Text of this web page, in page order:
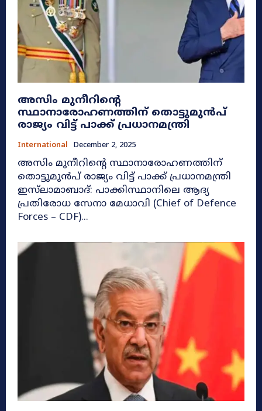
അസിം മുനീറിന്റെ
സ്ഥാനാരോഹണത്തിന് തൊട്ടുമുൻ‌പ്
രാജ്യം വിട്ട് പാക്ക് പ്രധാനമന്ത്രി
International December 2, 2025
അസിം മുനീറിന്റെ സ്ഥാനാരോഹണത്തിന്
തൊട്ടുമുൻ‌പ് രാജ്യം വിട്ട് പാക്ക് പ്രധാനമന്ത്രി
ഇസ്‌ലാമാബാദ്: പാക്കിസ്ഥാനിലെ ആദ്യ
പ്രതിരോധ സേനാ മേധാവി (Chief of Defence
Forces – CDF)...